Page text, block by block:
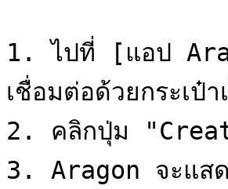
1. ไปที่ [แอป
เชื่อมต่อด้วยกระเป๋
2. คลิกปุ่ม
3. Aragon จะแส